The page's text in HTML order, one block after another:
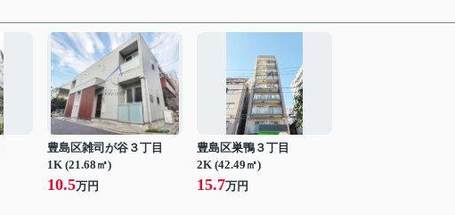
豊島区雑司が谷３丁目
1K (21.68㎡)
10.5万円
豊島区巣鴨３丁目
2K (42.49㎡)
15.7万円